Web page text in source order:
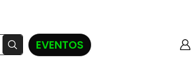
EVENTOS